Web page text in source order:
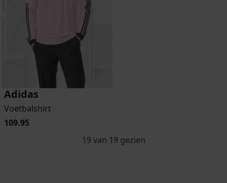
Adidas
Voetbalshirt
109.95
19 van 19 gezien